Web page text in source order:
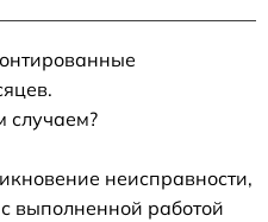
случаем?
неисправности,
выполненной работой